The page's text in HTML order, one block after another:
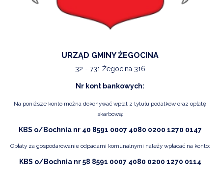
URZĄD GMINY ŻEGOCINA
32 - 731 Żegocina 316
Nr kont bankowych:
Na poniższe konto można dokonywać wpłat z tytułu podatków oraz opłatę
skarbową:
KBS o/Bochnia nr 40 8591 0007 4080 0200 1270 0147
Opłaty za gospodarowanie odpadami komunalnymi należy wpłacać na konto:
KBS o/Bochnia nr 58 8591 0007 4080 0200 1270 0114